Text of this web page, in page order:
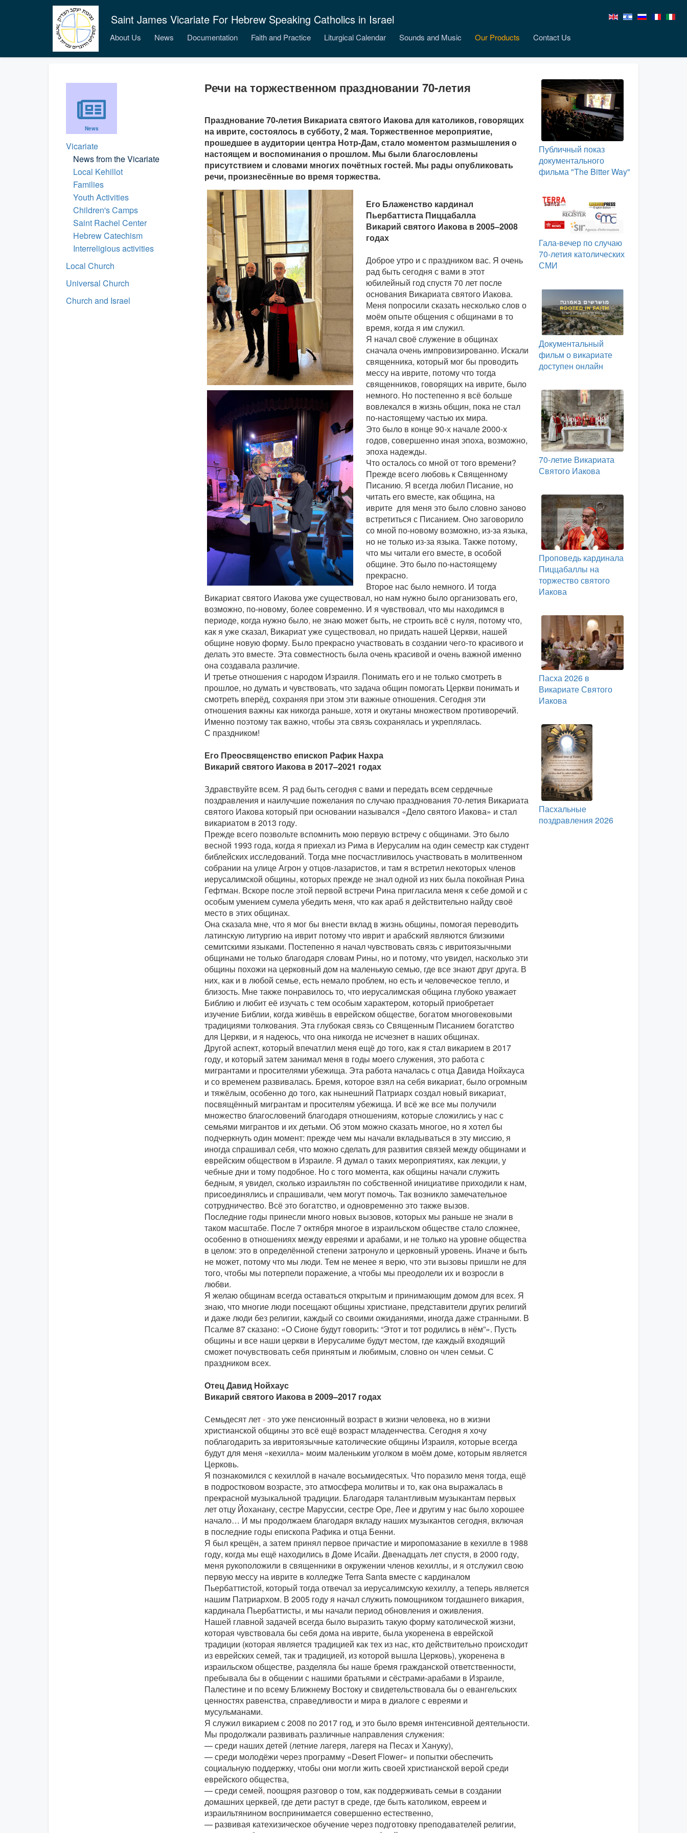
Saint James Vicariate For Hebrew Speaking Catholics in Israel
About Us News Documentation Faith and Practice Liturgical Calendar Sounds and Music Our Products Contact Us
News
Vicariate
News from the Vicariate
Local Kehillot
Families
Youth Activities
Children's Camps
Saint Rachel Center
Hebrew Catechism
Interreligious activities
Local Church
Universal Church
Church and Israel
Речи на торжественном праздновании 70-летия
Празднование 70-летия Викариата святого Иакова для католиков, говорящих
на иврите, состоялось в субботу, 2 мая. Торжественное мероприятие,
прошедшее в аудитории центра Нотр-Дам, стало моментом размышления о
настоящем и воспоминания о прошлом. Мы были благословлены
присутствием и словами многих почётных гостей. Мы рады опубликовать
речи, произнесённые во время торжества.
Его Блаженство кардинал
Пьербаттиста Пиццабалла
Викарий святого Иакова в 2005–2008
годах
Доброе утро и с праздником вас. Я очень
рад быть сегодня с вами в этот
юбилейный год спустя 70 лет после
основания Викариата святого Иакова.
Меня попросили сказать несколько слов о
моём опыте общения с общинами в то
время, когда я им служил.
Я начал своё служение в общинах
сначала очень импровизированно. Искали
священника, который мог бы проводить
мессу на иврите, потому что тогда
священников, говорящих на иврите, было
немного. Но постепенно я всё больше
вовлекался в жизнь общин, пока не стал
по-настоящему частью их мира.
Это было в конце 90-х начале 2000-х
годов, совершенно иная эпоха, возможно,
эпоха надежды.
Что осталось со мной от того времени?
Прежде всего любовь к Священному
Писанию. Я всегда любил Писание, но
читать его вместе, как община, на
иврите для меня это было словно заново
встретиться с Писанием. Оно заговорило
со мной по-новому возможно, из-за языка,
но не только из-за языка. Также потому,
что мы читали его вместе, в особой
общине. Это было по-настоящему
прекрасно.
Второе нас было немного. И тогда
Викариат святого Иакова уже существовал, но нам нужно было организовать его,
возможно, по-новому, более современно. И я чувствовал, что мы находимся в
периоде, когда нужно было, не знаю может быть, не строить всё с нуля, потому что,
как я уже сказал, Викариат уже существовал, но придать нашей Церкви, нашей
общине новую форму. Было прекрасно участвовать в создании чего-то красивого и
делать это вместе. Эта совместность была очень красивой и очень важной именно
она создавала различие.
И третье отношения с народом Израиля. Понимать его и не только смотреть в
прошлое, но думать и чувствовать, что задача общин помогать Церкви понимать и
смотреть вперёд, сохраняя при этом эти важные отношения. Сегодня эти
отношения важны как никогда раньше, хотя и окутаны множеством противоречий.
Именно поэтому так важно, чтобы эта связь сохранялась и укреплялась.
С праздником!
Его Преосвященство епископ Рафик Нахра
Викарий святого Иакова в 2017–2021 годах
Здравствуйте всем. Я рад быть сегодня с вами и передать всем сердечные
поздравления и наилучшие пожелания по случаю празднования 70-летия Викариата
святого Иакова который при основании назывался «Дело святого Иакова» и стал
викариатом в 2013 году.
Прежде всего позвольте вспомнить мою первую встречу с общинами. Это было
весной 1993 года, когда я приехал из Рима в Иерусалим на один семестр как студент
библейских исследований. Тогда мне посчастливилось участвовать в молитвенном
собрании на улице Агрон у отцов-лазаристов, и там я встретил некоторых членов
иерусалимской общины, которых прежде не знал одной из них была покойная Рина
Гефтман. Вскоре после этой первой встречи Рина пригласила меня к себе домой и с
особым умением сумела убедить меня, что как араб я действительно найду своё
место в этих общинах.
Она сказала мне, что я мог бы внести вклад в жизнь общины, помогая переводить
латинскую литургию на иврит потому что иврит и арабский являются близкими
семитскими языками. Постепенно я начал чувствовать связь с ивритоязычными
общинами не только благодаря словам Рины, но и потому, что увидел, насколько эти
общины похожи на церковный дом на маленькую семью, где все знают друг друга. В
них, как и в любой семье, есть немало проблем, но есть и человеческое тепло, и
близость. Мне также понравилось то, что иерусалимская община глубоко уважает
Библию и любит её изучать с тем особым характером, который приобретает
изучение Библии, когда живёшь в еврейском обществе, богатом многовековыми
традициями толкования. Эта глубокая связь со Священным Писанием богатство
для Церкви, и я надеюсь, что она никогда не исчезнет в наших общинах.
Другой аспект, который впечатлил меня ещё до того, как я стал викарием в 2017
году, и который затем занимал меня в годы моего служения, это работа с
мигрантами и просителями убежища. Эта работа началась с отца Давида Нойхауса
и со временем развивалась. Бремя, которое взял на себя викариат, было огромным
и тяжёлым, особенно до того, как нынешний Патриарх создал новый викариат,
посвящённый мигрантам и просителям убежища. И всё же все мы получили
множество благословений благодаря отношениям, которые сложились у нас с
семьями мигрантов и их детьми. Об этом можно сказать многое, но я хотел бы
подчеркнуть один момент: прежде чем мы начали вкладываться в эту миссию, я
иногда спрашивал себя, что можно сделать для развития связей между общинами и
еврейским обществом в Израиле. Я думал о таких мероприятиях, как лекции, у
чебные дни и тому подобное. Но с того момента, как общины начали служить
бедным, я увидел, сколько израильтян по собственной инициативе приходили к нам,
присоединялись и спрашивали, чем могут помочь. Так возникло замечательное
сотрудничество. Всё это богатство, и одновременно это также вызов.
Последние годы принесли много новых вызовов, которых мы раньше не знали в
таком масштабе. После 7 октября многое в израильском обществе стало сложнее,
особенно в отношениях между евреями и арабами, и не только на уровне общества
в целом: это в определённой степени затронуло и церковный уровень. Иначе и быть
не может, потому что мы люди. Тем не менее я верю, что эти вызовы пришли не для
того, чтобы мы потерпели поражение, а чтобы мы преодолели их и возросли в
любви.
Я желаю общинам всегда оставаться открытым и принимающим домом для всех. Я
знаю, что многие люди посещают общины христиане, представители других религий
и даже люди без религии, каждый со своими ожиданиями, иногда даже странными. В
Псалме 87 сказано: «О Сионе будут говорить: “Этот и тот родились в нём”». Пусть
общины и все наши церкви в Иерусалиме будут местом, где каждый входящий
сможет почувствовать себя принятым и любимым, словно он член семьи. С
праздником всех.
Отец Давид Нойхаус
Викарий святого Иакова в 2009–2017 годах
Семьдесят лет-это уже пенсионный возраст в жизни человека, но в жизни
христианской общины это всё ещё возраст младенчества. Сегодня я хочу
поблагодарить за ивритоязычные католические общины Израиля, которые всегда
будут для меня «кехилла» моим маленьким уголком в моём доме, которым является
Церковь.
Я познакомился с кехиллой в начале восьмидесятых. Что поразило меня тогда, ещё
в подростковом возрасте, это атмосфера молитвы и то, как она выражалась в
прекрасной музыкальной традиции. Благодаря талантливым музыкантам первых
лет отцу Йоханану, сестре Маруссии, сестре Оре, Лее и другим у нас было хорошее
начало… И мы продолжаем благодаря вкладу наших музыкантов сегодня, включая
в последние годы епископа Рафика и отца Бенни.
Я был крещён, а затем принял первое причастие и миропомазание в кехилле в 1988
году, когда мы ещё находились в Доме Исайи. Двенадцать лет спустя, в 2000 году,
меня рукоположили в священники в окружении членов кехиллы, и я отслужил свою
первую мессу на иврите в колледже Terra Santa вместе с кардиналом
Пьербаттистой, который тогда отвечал за иерусалимскую кехиллу, а теперь является
нашим Патриархом. В 2005 году я начал служить помощником тогдашнего викария,
кардинала Пьербаттисты, и мы начали период обновления и оживления.
Нашей главной задачей всегда было выразить такую форму католической жизни,
которая чувствовала бы себя дома на иврите, была укоренена в еврейской
традиции (которая является традицией как тех из нас, кто действительно происходит
из еврейских семей, так и традицией, из которой вышла Церковь), укоренена в
израильском обществе, разделяла бы наше бремя гражданской ответственности,
пребывала бы в общении с нашими братьями и сёстрами-арабами в Израиле,
Палестине и по всему Ближнему Востоку и свидетельствовала бы о евангельских
ценностях равенства, справедливости и мира в диалоге с евреями и
мусульманами.
Я служил викарием с 2008 по 2017 год, и это было время интенсивной деятельности.
Мы продолжали развивать различные направления служения:
— среди наших детей (летние лагеря, лагеря на Песах и Хануку),
— среди молодёжи через программу «Desert Flower» и попытки обеспечить
социальную поддержку, чтобы они могли жить своей христианской верой среди
еврейского общества,
— среди семей, поощряя разговор о том, как поддерживать семьи в создании
домашних церквей, где дети растут в среде, где быть католиком, евреем и
израильтянином воспринимается совершенно естественно,
— развивая катехизическое обучение через подготовку преподавателей религии,
Публичный показ
документального
фильма "The Bitter Way"
Гала-вечер по случаю
70-летия католических
СМИ
Документальный
фильм о викариате
доступен онлайн
70-летие Викариата
Святого Иакова
Проповедь кардинала
Пиццабаллы на
торжество святого
Иакова
Пасха 2026 в
Викариате Святого
Иакова
Пасхальные
поздравления 2026